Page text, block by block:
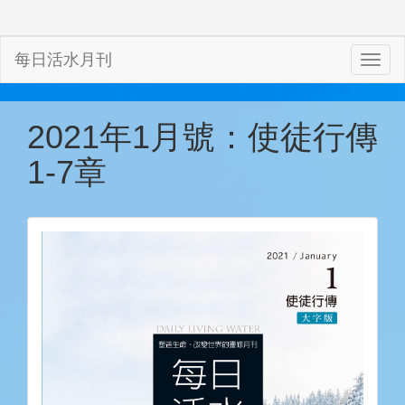
每日活水月刊
2021年1月號：使徒行傳
1-7章